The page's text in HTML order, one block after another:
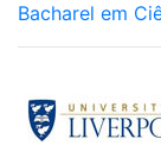
Bacharel em